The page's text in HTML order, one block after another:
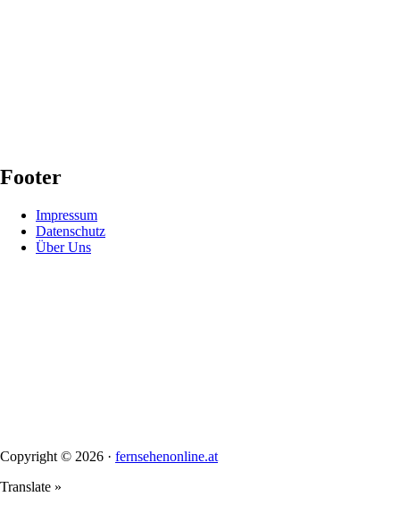
Footer
Impressum
Datenschutz
Über Uns
Copyright © 2026 · fernsehenonline.at
Translate »